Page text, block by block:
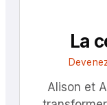
La
Alison et